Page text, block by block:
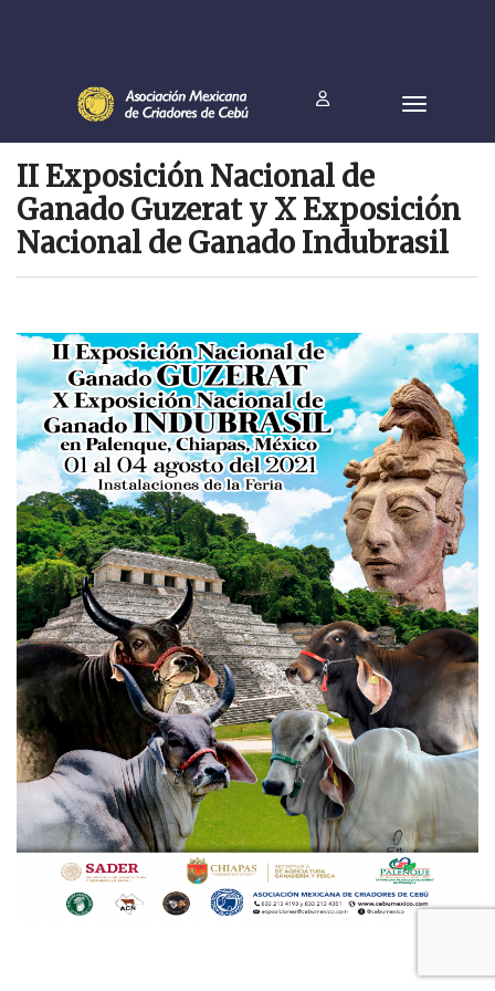
II Exposición Nacional de
Ganado Guzerat y X Exposición
Nacional de Ganado Indubrasil